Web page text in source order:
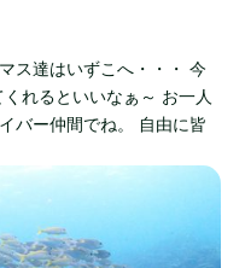
ス達はいずこへ・・・ 今
れるといいなぁ～ お一人
バー仲間でね。 自由に皆